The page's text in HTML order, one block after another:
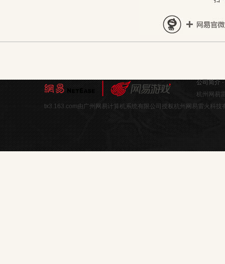
公司简介-
杭州网易
tx3.163.com由广州网易计算机系统有限公司授权杭州网易雷火科技